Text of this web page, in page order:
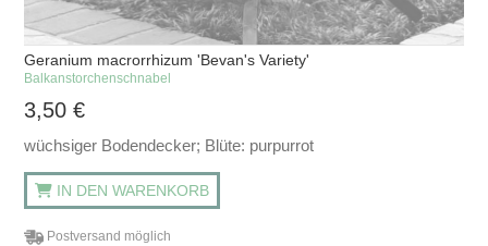
Geranium macrorrhizum 'Bevan's Variety'
Balkanstorchenschnabel
3,50€
wüchsiger Bodendecker; Blüte: purpurrot
IN DEN WARENKORB
Postversand möglich